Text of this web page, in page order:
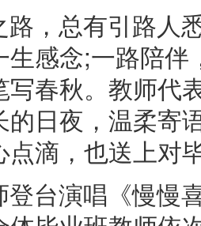
路，总有引路人
生感念;一路陪
写春秋。教师代
的日夜，温柔寄
点滴，也送上对
登台演唱《慢慢